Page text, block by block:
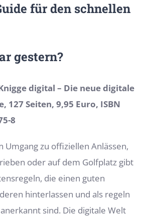
für den schnellen
gestern?
digital – Die neue digitale
127 Seiten, 9,95 Euro, ISBN
8
Umgang zu offiziellen Anlässen,
oder auf dem Golfplatz gibt
die einen guten
hinterlassen und als regeln
sind. Die digitale Welt